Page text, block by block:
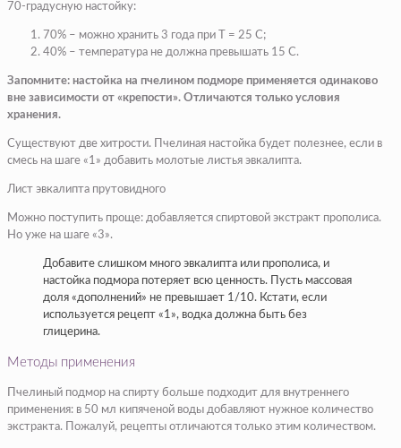
70-градусную настойку:
70% – можно хранить 3 года при T = 25 C;
40% – температура не должна превышать 15 C.
Запомните: настойка на пчелином подморе применяется одинаково
вне зависимости от «крепости». Отличаются только условия
хранения.
Существуют две хитрости. Пчелиная настойка будет полезнее, если в
смесь на шаге «1» добавить молотые листья эвкалипта.
Лист эвкалипта прутовидного
Можно поступить проще: добавляется спиртовой экстракт прополиса.
Но уже на шаге «3».
Добавите слишком много эвкалипта или прополиса, и
настойка подмора потеряет всю ценность. Пусть массовая
доля «дополнений» не превышает 1/10. Кстати, если
используется рецепт «1», водка должна быть без
глицерина.
Методы применения
Пчелиный подмор на спирту больше подходит для внутреннего
применения: в 50 мл кипяченой воды добавляют нужное количество
экстракта. Пожалуй, рецепты отличаются только этим количеством.